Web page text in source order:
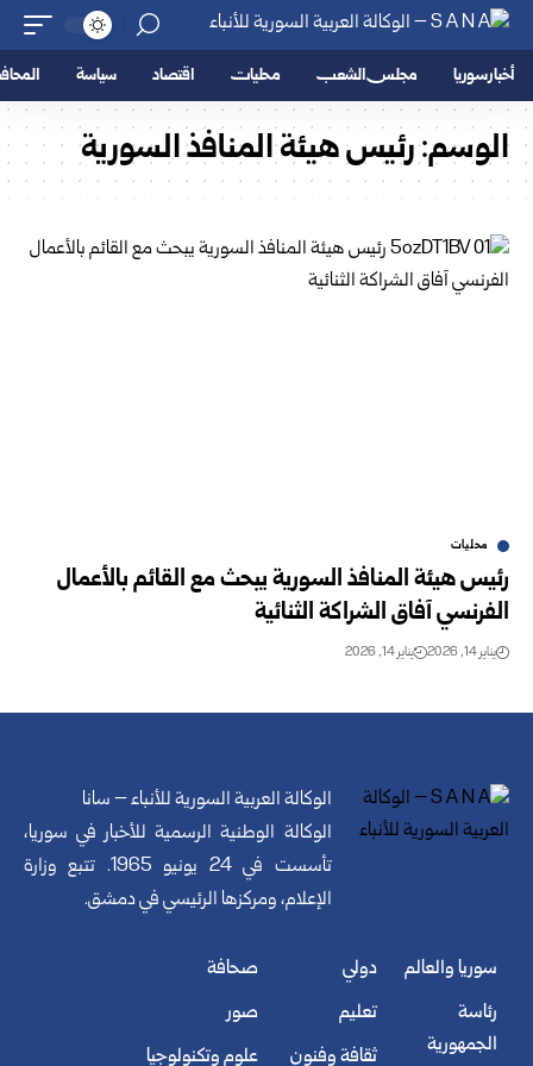
أخبار سوريا مجلس الشعب محليات اقتصاد سياسة
الوسم:رئيس هيئة المنافذ السورية
محليات
رئيس هيئة المنافذ السورية يبحث مع القائم بالأعمال
الفرنسي آفاق الشراكة الثنائية
يناير 14, 2026 يناير 14, 2026
الوكالة العربية السورية للأنباء – سانا
الوكالة الوطنية الرسمية للأخبار في سوريا،
تأسست في 24 يونيو 1965. تتبع وزارة
الإعلام، ومركزها الرئيسي في دمشق.
سوريا والعالم
رئاسة
الجمهورية
دولي
تعليم
ثقافة وفنون
صحافة
صور
علوم وتكنولوجيا